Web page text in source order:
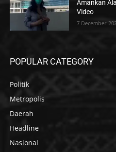
Amankan
Video
7 December
POPULAR CATEGORY
Politik
Metropolis
Daerah
Headline
Nasional